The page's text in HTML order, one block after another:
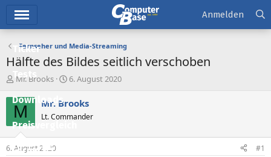
Ticker
Tests
Downloads
Preisvergleich
Forum
Anmelden
Fernseher und Media-Streaming
Hälfte des Bildes seitlich verschoben
E
s
t
e
l
e
Mr. Brooks
E
s
e
t
6. August 2020
M Mr. Brooks
Lt. Commander
6. August 2020 #1